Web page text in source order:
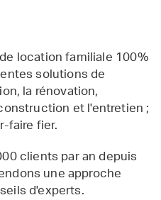
location familiale 100%
solutions de
la rénovation,
et l'entretien ;
faire fier.
clients par an depuis
une approche
d'experts.